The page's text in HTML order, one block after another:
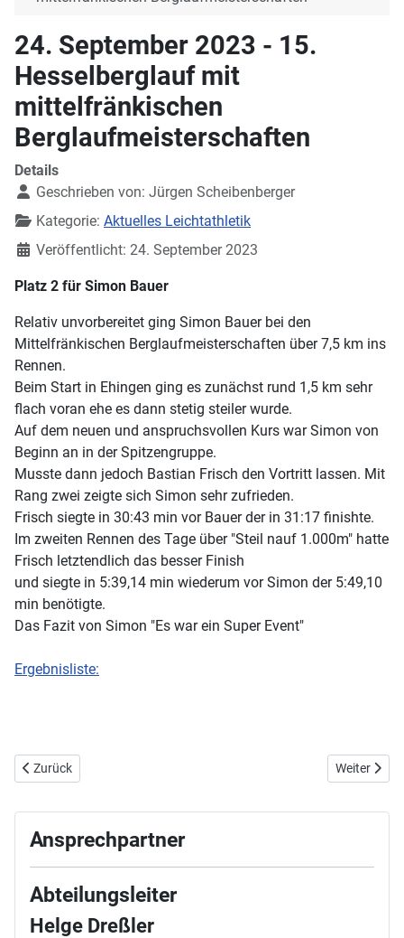
24. September 2023 - 15.
Hesselberglauf mit
mittelfränkischen
Berglaufmeisterschaften
Details
Geschrieben von: Jürgen Scheibenberger
Kategorie: Aktuelles Leichtathletik
Veröffentlicht: 24. September 2023
Platz 2 für Simon Bauer
Relativ unvorbereitet ging Simon Bauer bei den
Mittelfränkischen Berglaufmeisterschaften über 7,5 km ins
Rennen.
Beim Start in Ehingen ging es zunächst rund 1,5 km sehr
flach voran ehe es dann stetig steiler wurde.
Auf dem neuen und anspruchsvollen Kurs war Simon von
Beginn an in der Spitzengruppe.
Musste dann jedoch Bastian Frisch den Vortritt lassen. Mit
Rang zwei zeigte sich Simon sehr zufrieden.
Frisch siegte in 30:43 min vor Bauer der in 31:17 finishte.
Im zweiten Rennen des Tage über "Steil nauf 1.000m" hatte
Frisch letztendlich das besser Finish
und siegte in 5:39,14 min wiederum vor Simon der 5:49,10
min benötigte.
Das Fazit von Simon "Es war ein Super Event"
Ergebnisliste:
Vorheriger Beitrag: 24. September - Bayerischer Bezirkevergleich
Zurück Nächster
Weiter
Ansprechpartner
Abteilungsleiter
Helge Dreßler